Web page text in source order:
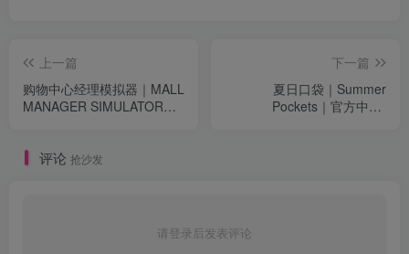
上一篇
购物中心经理模拟器｜MALL
MANAGER SIMULATOR｜
下一篇
夏日口袋｜Summer
Pockets｜官方中文-
评论 抢沙发
请登录后发表评论